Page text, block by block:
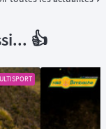
👍